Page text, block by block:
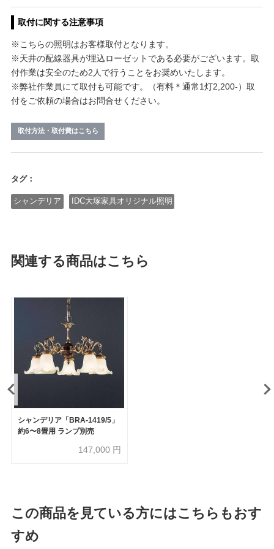
取付に関する注意事項
※こちらの照明はお客様取付となります。
※天井の配線器具が埋込ローゼットである必要がございます。取
付作業は安全のため2人で行うことをお奨めいたします。
※弊社作業員にて取付も可能です。（有料＊通常1灯2,200-）取
付をご依頼の場合はお問合せください。
取付方法・取付費はこちら
タグ：
シャンデリア IDC大塚家具オリジナル照明
関連する商品はこちら
シャンデリア「BRA-1419/5」
約6〜8畳用 ランプ別売
147,000 円
この商品を見ている方にはこちらもおす
すめ